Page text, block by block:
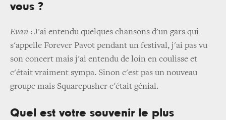
vous ?
Evan : J'ai entendu quelques chansons d'un gars qui
s'appelle Forever Pavot pendant un festival, j'ai pas vu
son concert mais j'ai entendu de loin en coulisse et
c'était vraiment sympa. Sinon c'est pas un nouveau
groupe mais Squarepusher c'était génial.
Quel est votre souvenir le plus